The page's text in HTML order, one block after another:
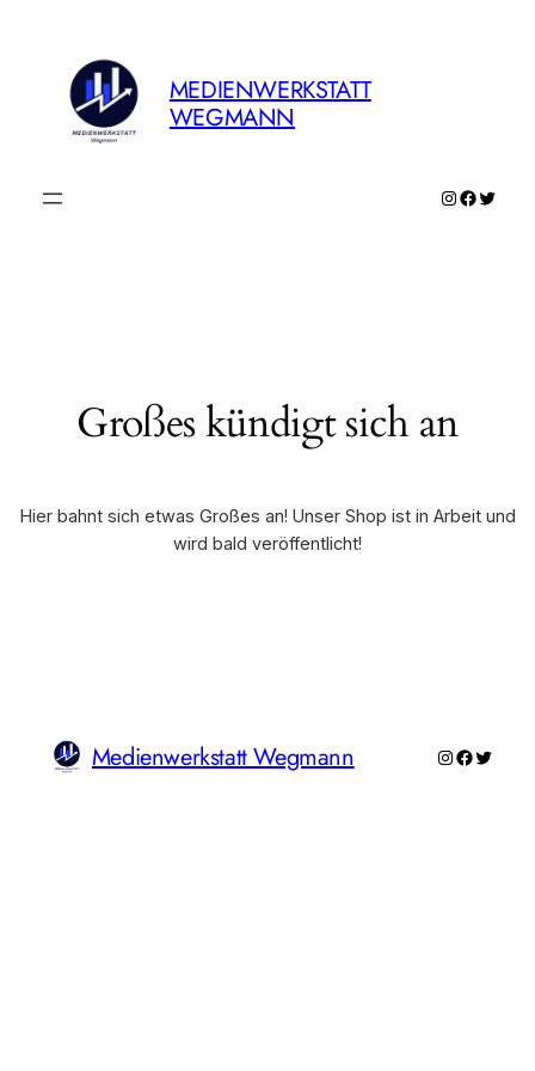
MEDIENWERKSTATT
WEGMANN
Instagram
Großes kündigt sich an
Hier bahnt sich etwas Großes an! Unser Shop ist in Arbeit und
wird bald veröffentlicht!
Medienwerkstatt Wegmann Instagram